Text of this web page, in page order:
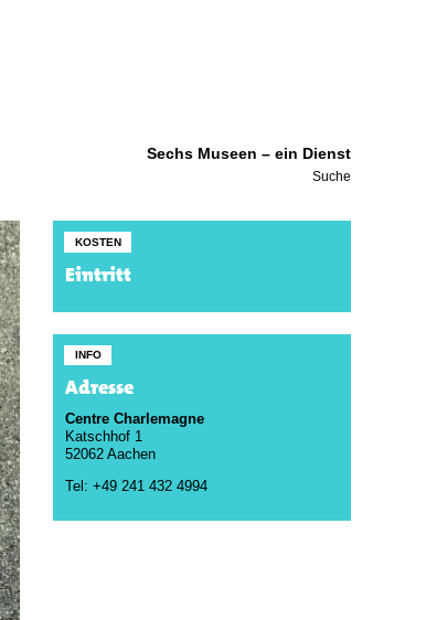
Sechs Museen – ein Dienst
Suche
KOSTEN
Eintritt
INFO
Adresse
Centre Charlemagne
Katschhof 1
52062 Aachen
Tel: +49 241 432 4994